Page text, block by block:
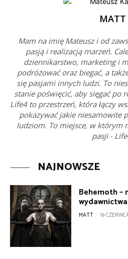
MATT
Mam na imię Mateusz i od
pasją i realizacją marzeń.
dziennikarstwo, marketing i
podróżować oraz biegać, a
się pasjami innych ludzi. To
stanie poświęcić, aby sięgać po
Life4 to przestrzeń, która łączy
pokazywać jakie niesamowite
ludziom. To miejsce, w którym
pasji -
NAJNOWSZE
Behemoth –
MATT - 19